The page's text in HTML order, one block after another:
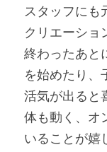
スタッフにも
クリエーショ
終わったあと
を始めたり、
活気が出ると
体も動く、オ
いることが嬉